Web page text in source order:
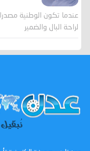
عندما تكون الوطنية مصدرا
لراحة البال والضمير